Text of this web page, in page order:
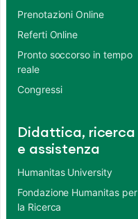
Prenotazioni Online
Referti Online
Pronto soccorso in tempo
reale
Congressi
Didattica, ricerca
e assistenza
Humanitas University
Fondazione Humanitas per
la Ricerca